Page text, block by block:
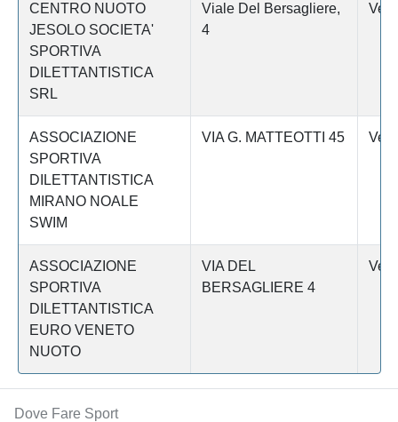
CENTRO NUOTO
JESOLO SOCIETA'
SPORTIVA
DILETTANTISTICA
SRL
Viale Del Bersagliere,
4
ASSOCIAZIONE
SPORTIVA
DILETTANTISTICA
MIRANO NOALE
SWIM
VIA G. MATTEOTTI 45
ASSOCIAZIONE
SPORTIVA
DILETTANTISTICA
EURO VENETO
NUOTO
VIA DEL
BERSAGLIERE 4
Dove Fare Sport